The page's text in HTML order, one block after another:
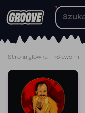
do
Strona główna Sławomir